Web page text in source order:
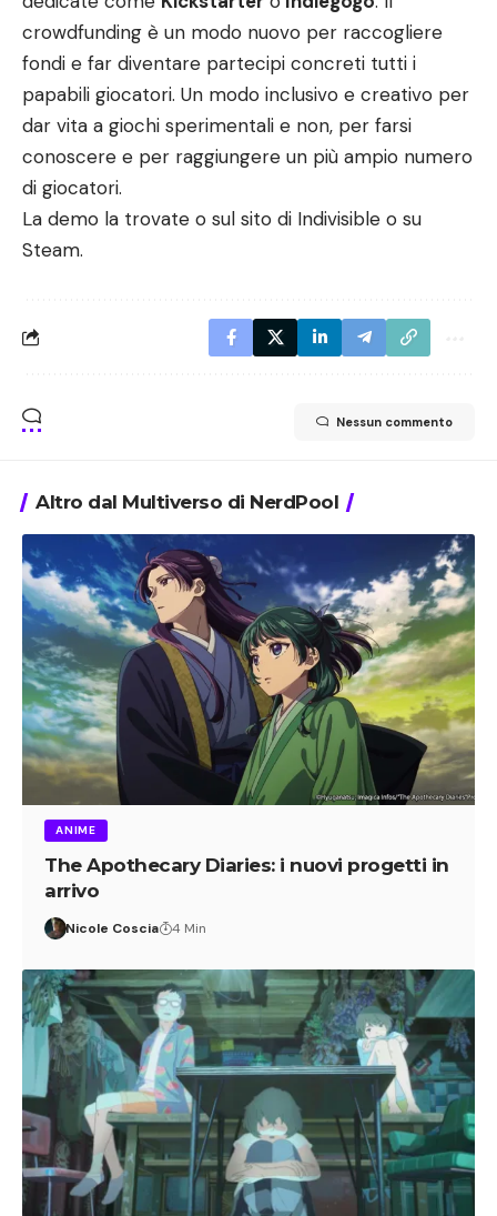
crowdfunding è un modo nuovo per raccogliere
fondi e far diventare partecipi concreti tutti i
papabili giocatori. Un modo inclusivo e creativo per
dar vita a giochi sperimentali e non, per farsi
conoscere e per raggiungere un più ampio numero
di giocatori.
La demo la trovate o sul sito di Indivisible o su
Steam.
Nessun commento
Altro dal Multiverso di NerdPool
ANIME
The Apothecary Diaries: i nuovi progetti in
arrivo
Nicole Coscia 4 Min